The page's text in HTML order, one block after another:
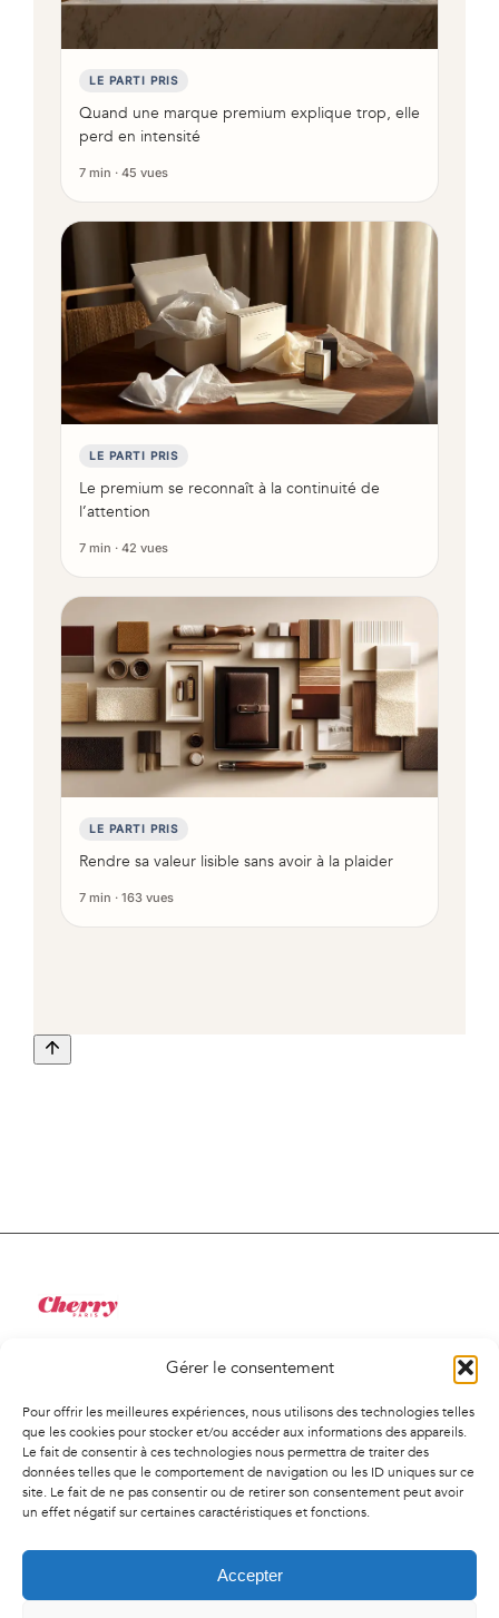
Gérer le consentement
Pour offrir les meilleures expériences, nous utilisons des technologies telles
que les cookies pour stocker et/ou accéder aux informations des appareils.
Le fait de consentir à ces technologies nous permettra de traiter des
données telles que le comportement de navigation ou les ID uniques sur ce
site. Le fait de ne pas consentir ou de retirer son consentement peut avoir
un effet négatif sur certaines caractéristiques et fonctions.
Accepter
LE PARTI PRIS
Quand une marque premium explique trop, elle
perd en intensité
7 min · 45 vues
LE PARTI PRIS
Le premium se reconnaît à la continuité de
l’attention
7 min · 42 vues
LE PARTI PRIS
Rendre sa valeur lisible sans avoir à la plaider
7 min · 163 vues
34 Rue de Saint-Pétersbourg
75008, Paris
01 41 02 01 94
contact@agencecherry.com
Lundi au vendredi
9h30-18h00